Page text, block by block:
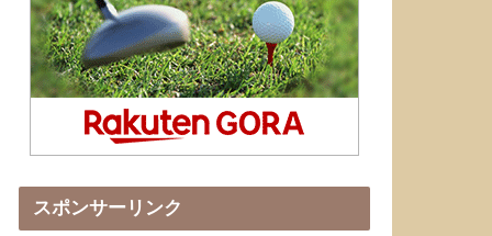
スポンサーリンク